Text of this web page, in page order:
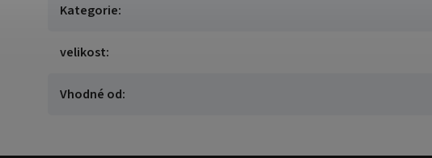
Kategorie:
velikost:
Vhodné od: